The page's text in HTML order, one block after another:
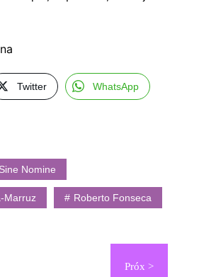
Twitter WhatsApp
Nomine
Marruz Roberto Fonseca